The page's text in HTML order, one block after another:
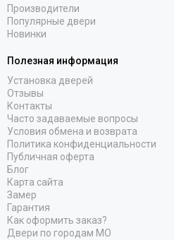
Производители
Популярные двери
Новинки
Полезная информация
Установка дверей
Отзывы
Контакты
Часто задаваемые вопросы
Условия обмена и возврата
Политика конфиденциальности
Публичная оферта
Блог
Карта сайта
Замер
Гарантия
Как оформить заказ?
Двери по городам МО